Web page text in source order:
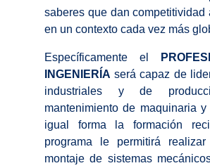
saberes que dan competitividad
en un contexto cada vez más
Específicamente el
INGENIERÍA será capaz de
industriales y de
mantenimiento de maquinaria
igual forma la formación
programa le permitirá
montaje de sistemas